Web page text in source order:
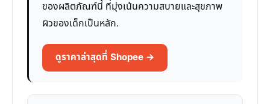
ของผลิตภัณฑ์นี้ ที่มุ่งเน้นความสบายและสุขภาพ
ผิวของเด็กเป็นหลัก.
ดูราคาล่าสุดที่ Shopee →